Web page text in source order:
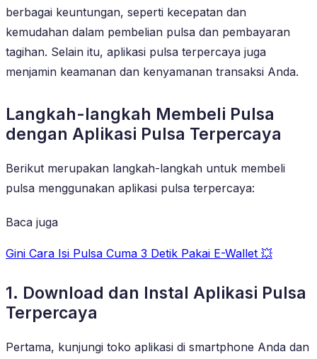
berbagai keuntungan, seperti kecepatan dan
kemudahan dalam pembelian pulsa dan pembayaran
tagihan. Selain itu, aplikasi pulsa terpercaya juga
menjamin keamanan dan kenyamanan transaksi Anda.
Langkah-langkah Membeli Pulsa
dengan Aplikasi Pulsa Terpercaya
Berikut merupakan langkah-langkah untuk membeli
pulsa menggunakan aplikasi pulsa terpercaya:
Baca juga
Gini Cara Isi Pulsa Cuma 3 Detik Pakai E-Wallet 💥
1. Download dan Instal Aplikasi Pulsa
Terpercaya
Pertama, kunjungi toko aplikasi di smartphone Anda dan